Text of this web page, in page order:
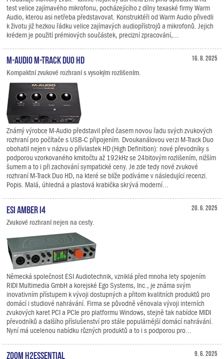
test velice zajímavého mikrofonu, pocházejícího z dílny texaské firmy Warm
Audio, kterou asi netřeba představovat. Konstruktéři od Warm Audio přivedli
k životu již hezkou řádku velice zajímavých audiopřístrojů a mikrofonů. Jejich
krédem je použití prémiových součástek, precizní zpracování,...
16. 8. 2025
M-Audio M-Track Duo HD
Kompaktní zvukové rozhraní s vysokým rozlišením.
Známý výrobce M-Audio představil před časem novou řadu svých zvukových
rozhraní pro počítače s USB-C připojením. Dvoukanálovou verzi M-Track Duo
obohatil nejen v názvu o přívlastek HD (High Definition): nové převodníky s
podporou vzorkovaného kmitočtu až 192kHz se 24bitovým rozlišením, nižším
šumem a to i při zachování sympatické ceny. Je zde tedy nové zvukové
rozhraní M-Track Duo HD, na které se blíže podíváme v následující recenzi.
Popis. Malá, úhledná a plastová krabička skrývá moderní...
20. 6. 2025
ESI Amber i4
Zvukové rozhraní nejen na cesty.
Německá společnost ESI Audiotechnik, vzniklá před mnoha lety spojením
RIDI Multimedia GmbH a korejské Ego Systems, Inc., je známa svým
inovativním přístupem k vývoji dostupných a přitom kvalitních produktů pro
domácí i studiové nahrávání. Firma se původně věnovala vývoji interních
zvukových karet PCI a PCIe pro platformu Windows, stejně tak nabídce MIDI
převodníků a dalšího příslušenství pro stále populárnější domácí nahrávání.
Nyní má ucelenou nabídku různých produktů a to i s podporou pro...
9. 6. 2025
Zoom H2essential